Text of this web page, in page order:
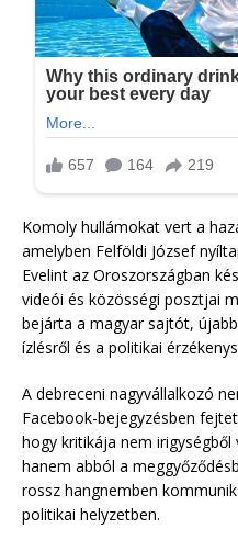
Komoly hullámokat vert a
amelyben Felföldi József
Evelint az Oroszországban
videói és közösségi posztjai
bejárta a magyar sajtót,
ízlésről és a politikai
A debreceni nagyvállalkozó
Facebook-bejegyzésben
hogy kritikája nem
hanem abból a
rossz hangnemben
politikai helyzetben.